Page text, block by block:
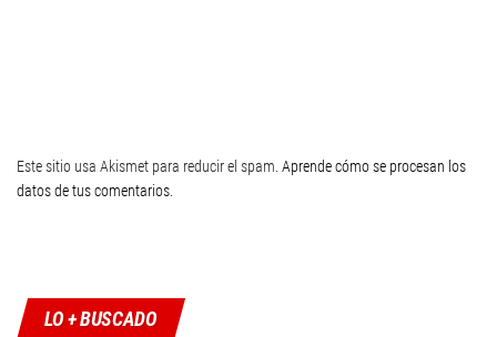
Este sitio usa Akismet para reducir el spam. Aprende cómo se procesan los
datos de tus comentarios
LO + BUSCADO